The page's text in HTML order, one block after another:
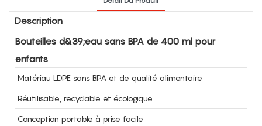
Description
Bouteilles d&39;eau sans BPA de 400 ml pour
enfants
Matériau LDPE sans BPA et de qualité alimentaire
Réutilisable, recyclable et écologique
Conception portable à prise facile